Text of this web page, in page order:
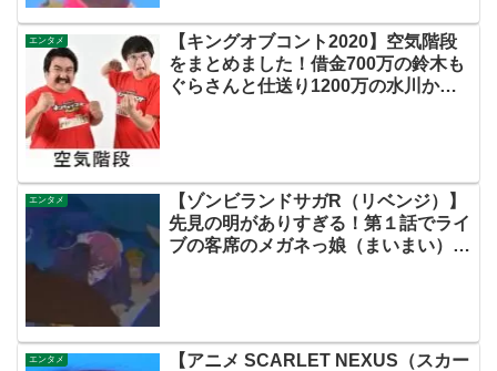
エンタメ
【キングオブコント2020】空気階段
をまとめました！借金700万の鈴木も
ぐらさんと仕送り1200万の水川かた
エンタメ
【ゾンビランドサガR（リベンジ）】
先見の明がありすぎる！第１話でライ
ブの客席のメガネっ娘（まいまい）に
エンタメ
【アニメ SCARLET NEXUS（スカー